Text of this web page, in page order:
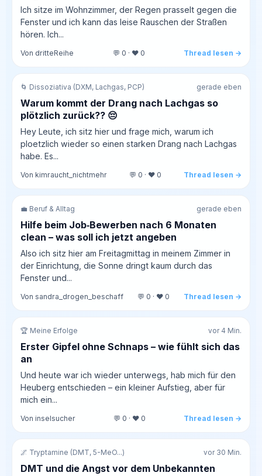
Ich sitze im Wohnzimmer, der Regen prasselt gegen die
Fenster und ich kann das leise Rauschen der Straßen
hören. Ich...
Von dritteReihe 💬 0 · ❤️ 0 Thread lesen →
🌀 Dissoziativa (DXM, Lachgas, PCP) gerade eben
Warum kommt der Drang nach Lachgas so
plötzlich zurück?? 😔
Hey Leute, ich sitz hier und frage mich, warum ich
ploetzlich wieder so einen starken Drang nach Lachgas
habe. Es...
Von kimraucht_nichtmehr 💬 0 · ❤️ 0 Thread lesen →
💼 Beruf & Alltag gerade eben
Hilfe beim Job‑Bewerben nach 6 Monaten
clean – was soll ich jetzt angeben
Also ich sitz hier am Freitagmittag in meinem Zimmer in
der Einrichtung, die Sonne dringt kaum durch das
Fenster und...
Von sandra_drogen_beschaff 💬 0 · ❤️ 0 Thread lesen →
🏆 Meine Erfolge vor 4 Min.
Erster Gipfel ohne Schnaps – wie fühlt sich das
an
Und heute war ich wieder unterwegs, hab mich für den
Heuberg entschieden – ein kleiner Aufstieg, aber für
mich ein...
Von inselsucher 💬 0 · ❤️ 0 Thread lesen →
🌌 Tryptamine (DMT, 5-MeO...) vor 30 Min.
DMT und die Angst vor dem Unbekannten